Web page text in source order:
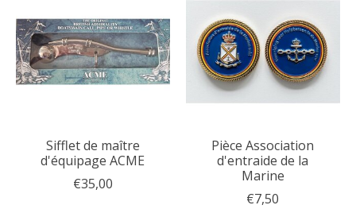
Sifflet de maître
d'équipage ACME
€35,00
Pièce Association
d'entraide de la
Marine
€7,50